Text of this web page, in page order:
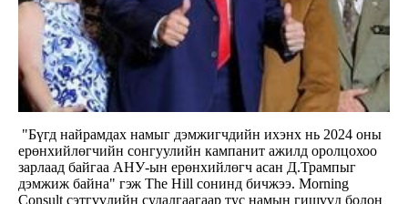
"Бүгд найрамдах намыг дэмжигчдийн ихэнх нь 2024 оны
ерөнхийлөгчийн сонгуулийн кампанит ажилд оролцохоо
зарлаад байгаа АНУ-ын ерөнхийлөгч асан Д.Трампыг
дэмжиж байна" гэж The Hill сонинд бичжээ. Morning
Consult сэтгүүлийн судалгаагаар тус намын гишүүд болон